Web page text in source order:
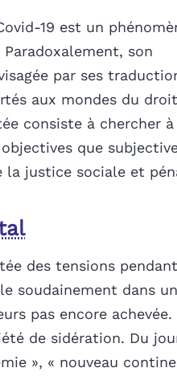
19 est un
son
par ses
aux mondes du
consiste à chercher à
que
la justice sociale et
des tensions pendant
soudainement dans
pas encore achevée.
de sidération. Du
», « nouveau